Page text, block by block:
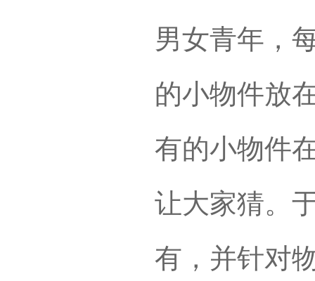
男女青年，
的小物件放
有的小物件
让大家猜。
有，并针对